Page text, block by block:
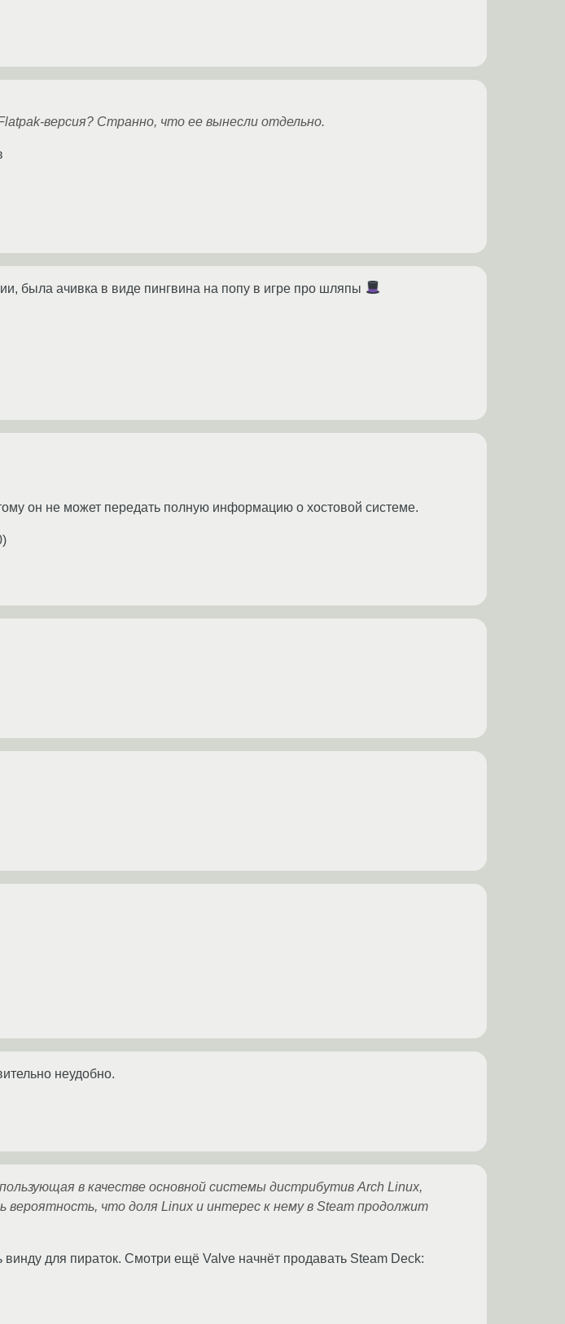
версия? Странно, что ее вынесли отдельно.
была ачивка в виде пингвина на попу в игре про шляпы
он не может передать полную информацию о хостовой системе.
)
неудобно.
в качестве основной системы дистрибутив Arch Linux,
вероятность, что доля Linux и интерес к нему в Steam продолжит
для пираток. Смотри ещё Valve начнёт продавать Steam Deck: